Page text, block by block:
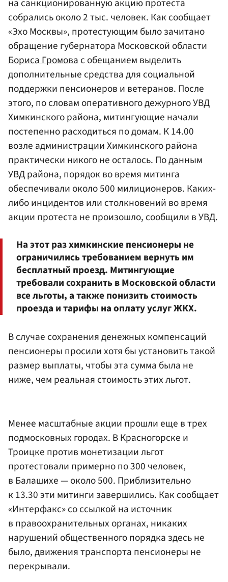
собрались около 2 тыс. человек. Как сообщает
«Эхо Москвы», протестующим было зачитано
обращение губернатора Московской области
Бориса Громова с обещанием выделить
дополнительные средства для социальной
поддержки пенсионеров и ветеранов. После
этого, по словам оперативного дежурного УВД
Химкинского района, митингующие начали
постепенно расходиться по домам. К 14.00
возле администрации Химкинского района
практически никого не осталось. По данным
УВД района, порядок во время митинга
обеспечивали около 500 милиционеров. Каких-
либо инцидентов или столкновений во время
акции протеста не произошло, сообщили в УВД.
На этот раз химкинские пенсионеры не
ограничились требованием вернуть им
бесплатный проезд. Митингующие
требовали сохранить в Московской области
все льготы, а также понизить стоимость
проезда и тарифы на оплату услуг ЖКХ.
В случае сохранения денежных компенсаций
пенсионеры просили хотя бы установить такой
размер выплаты, чтобы эта сумма была не
ниже, чем реальная стоимость этих льгот.
Менее масштабные акции прошли еще в трех
подмосковных городах. В Красногорске и
Троицке против монетизации льгот
протестовали примерно по 300 человек,
в Балашихе — около 500. Приблизительно
к 13.30 эти митинги завершились. Как сообщает
«Интерфакс» со ссылкой на источник
в правоохранительных органах, никаких
нарушений общественного порядка здесь не
было, движения транспорта пенсионеры не
перекрывали.